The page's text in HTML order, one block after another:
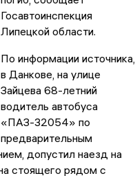
Госавтоинспекция
Липецкой области.
По информации источника,
в Данкове, на улице
Зайцева 68-летний
водитель автобуса
«ПАЗ-32054» по
предварительным
допустил наезд на
стоящего рядом с